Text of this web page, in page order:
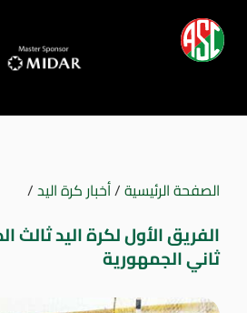
الصفحة الرئيسية/أخبار كرة اليد/
ثاني الجمهورية